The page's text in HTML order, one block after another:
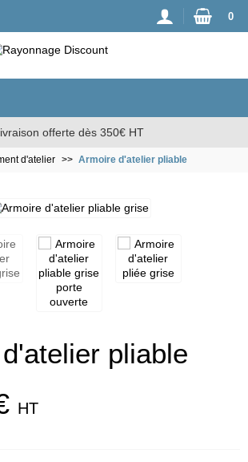
0
offerte dès 350€ HT
d'atelier Armoire d'atelier pliable
pliable
HT